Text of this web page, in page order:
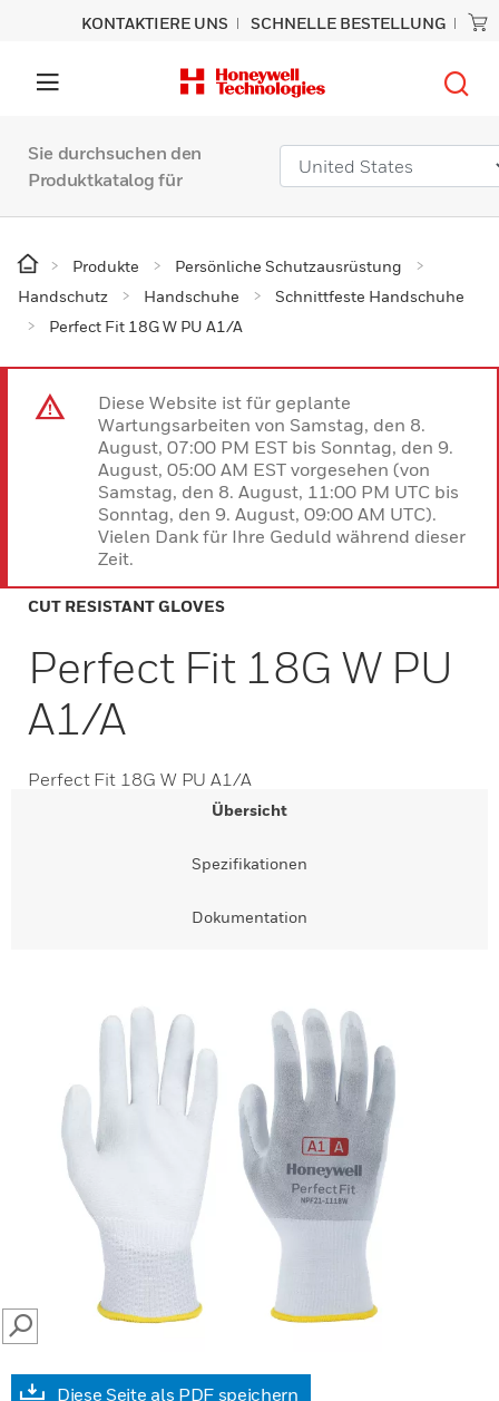
KONTAKTIERE UNS SCHNELLE BESTELLUNG
Sie durchsuchen den
Produktkatalog für
Produkte
Persönliche Schutzausrüstung
Handschutz
Handschuhe
Schnittfeste Handschuhe
Perfect Fit 18G W PU A1/A
Diese Website ist für geplante
Wartungsarbeiten von Samstag, den 8.
August, 07:00 PM EST bis Sonntag, den 9.
August, 05:00 AM EST vorgesehen (von
Samstag, den 8. August, 11:00 PM UTC bis
Sonntag, den 9. August, 09:00 AM UTC).
Vielen Dank für Ihre Geduld während dieser
Zeit.
CUT RESISTANT GLOVES
Perfect Fit 18G W PU
A1/A
Perfect Fit 18G W PU A1/A
Übersicht
Spezifikationen
Dokumentation
SEARCH
Diese Seite als PDF speichern